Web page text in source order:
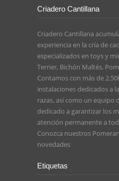
Criadero Cantillana
Criadero Cantillana
experiencia en la cría de
especializados en toys y
Terrier, Bichón Maltés,
Contamos con más de
instalaciones dedicados a
razas, así como un equipo
dedicado a garantizar los
atención permanente a
Conozca nuestros
novedades
Etiquetas